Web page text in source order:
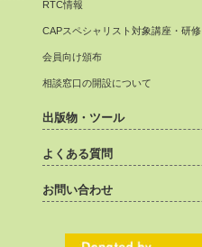
RTC情報
CAPスペシャリスト対象講座・研修
会員向け頒布
相談窓口の開設について
出版物・ツール
よくある質問
お問い合わせ